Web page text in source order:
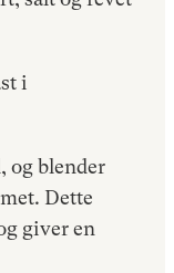
i
og blender
Dette
giver en